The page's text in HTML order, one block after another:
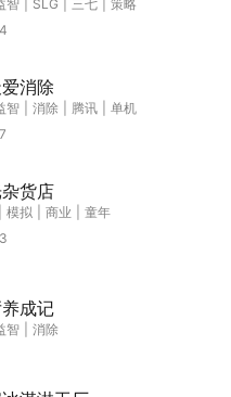
智 SLG 三七
策略
消除
智 消除 腾讯
单机
货店
模拟 商业
童年
成记
智 消除